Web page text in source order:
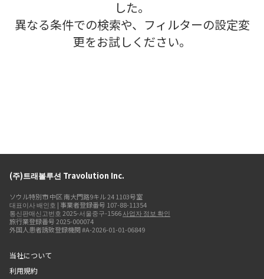
した。
異なる条件での検索や、フィルターの設定変
更をお試しください。
(주)트래볼루션 Travolution Inc.
ソウル特別市 中区 南大門路9キル 24 1103号室
대표이사 배인호 | 事業者登録番号 107-88-11354
통신판매신고번호 2025-서울중구-1566사업자 정보 확인
旅行業登録番号 2025-000074
外国人患者誘致登録機関 #A-2026-01-01-06849
当社について
利用規約